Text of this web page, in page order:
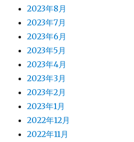
2023年8月
2023年7月
2023年6月
2023年5月
2023年4月
2023年3月
2023年2月
2023年1月
2022年12月
2022年11月